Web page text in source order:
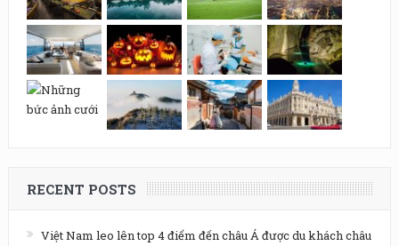
RECENT POSTS
Việt Nam leo lên top 4 điểm đến châu Á được du khách châu